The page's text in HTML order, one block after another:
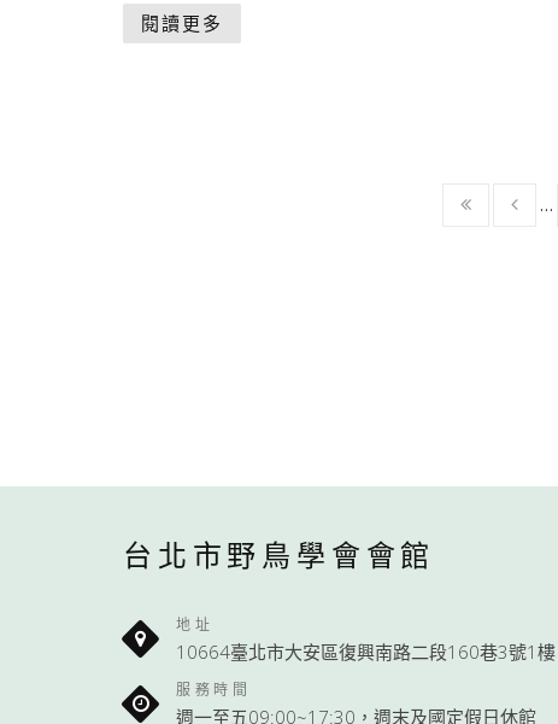
閱讀更多
…
台北市野鳥學會會館
地址
10664臺北市大安區復興南路二段160巷3號1樓
服務時間
週一至五09:00~17:30，週末及國定假日休館